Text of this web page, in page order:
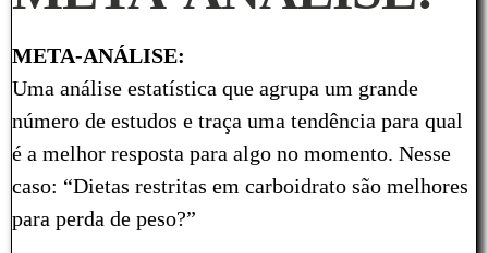
META-ANÁLISE:
Uma análise estatística que agrupa um grande
número de estudos e traça uma tendência para qual
é a melhor resposta para algo no momento. Nesse
caso: “Dietas restritas em carboidrato são melhores
para perda de peso?”